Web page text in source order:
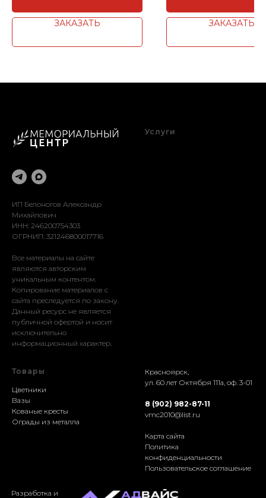
ЗАКАЗАТЬ ЗАКАЗАТЬ
ИП Белоногов Александр
Михайлович
ИНН: 246200754303
ОГРНИП: 321246800017716
Все материалы на сайте
являются авторским
уникальным контентом.
Копирование материалов с
сайта преследуется по закону.
Данный ресурс не является
публичной офертой и носит
исключительно
информационный характер.
Услуги
Товары
Цветники
Вазы
Кованые кресты
Ограды из металла
Красноярск,
ул. 60 лет Октября 111а, оф. 3-01
8 (902) 982-87-11
vmc2010@list.ru
Карта сайта
Политика
конфиденциальности
Пользовательское соглашение
Разработка и